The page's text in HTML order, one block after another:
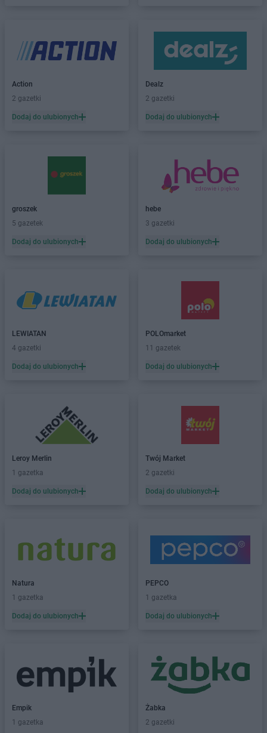
PEPCO Bielany Wrocławskie
PEPCO Bielawa
PEPCO
PEPCO Bierutów
PEPCO
Biłgoraj
Błonie
Bobolice
Bochnia
PEPCO
PEPCO Boguszów-Gorce
PEPCO Bolesławiec
PEPCO Brańsk
PEPCO
PEPCO
PEPCO Brwinów
Brześć Kujawski
Brzesko
Brzeszcze
PEPCO Brzeziny
PEPCO Brzostek
PEPCO
Buczkowice
PEPCO Byczyna
Bydgoszcz
PEPCO
PEPCO Bytom Odrzański
PEPCO Bytów
PEPCO Chełmno
PEPCO
Chmielnik
Chocianów
PEPCO
PEPCO Chojna
Action
2 gazetki
Dodaj do ulubionych
Dealz
2 gazetki
Dodaj do ulubionych
groszek
5 gazetek
Dodaj do ulubionych
hebe
3 gazetki
Dodaj do ulubionych
LEWIATAN
4 gazetki
Dodaj do ulubionych
POLOmarket
11 gazetek
Dodaj do ulubionych
Leroy Merlin
1 gazetka
Dodaj do ulubionych
Twój Market
2 gazetki
Dodaj do ulubionych
Natura
1 gazetka
Dodaj do ulubionych
PEPCO
1 gazetka
Dodaj do ulubionych
Empik
1 gazetka
Żabka
2 gazetki